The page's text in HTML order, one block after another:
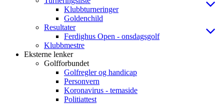
Klubbturneringer
Goldenchild
Resultater
Ferdighus Open - onsdagsgolf
Klubbmestre
Eksterne lenker
Golfforbundet
Golfregler og handicap
Personvern
Koronavirus - temaside
Politiattest